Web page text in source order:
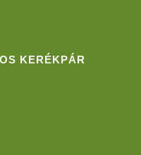
KERÉKPÁR